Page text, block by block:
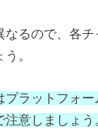
なるので、各
。
プラットフォ
意しましょう